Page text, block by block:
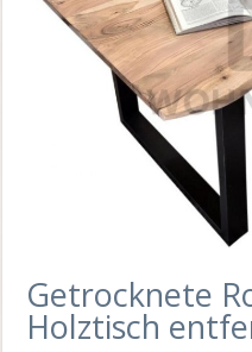
Getrocknete
Holztisch